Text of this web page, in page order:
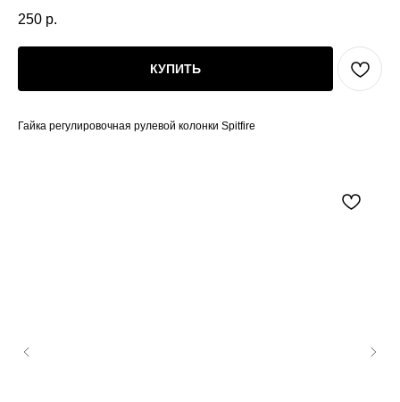
250 р.
КУПИТЬ
Гайка регулировочная рулевой колонки Spitfire